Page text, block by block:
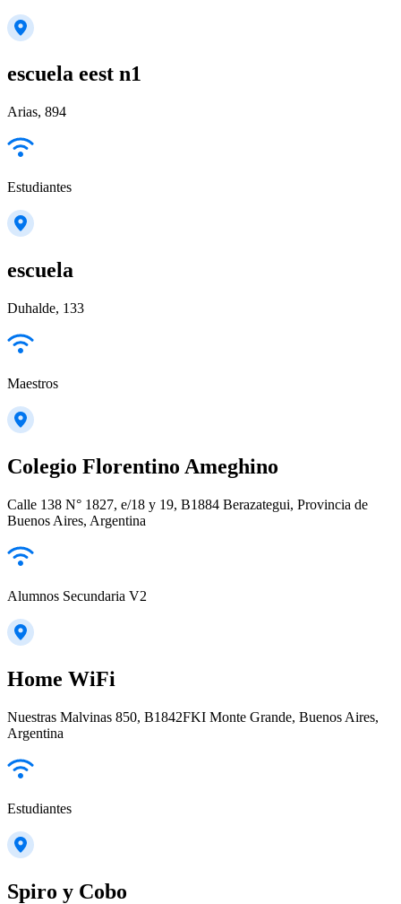
escuela eest n1
Arias, 894
Estudiantes
escuela
Duhalde, 133
Maestros
Colegio Florentino Ameghino
Calle 138 N° 1827, e/18 y 19, B1884 Berazategui, Provincia de
Buenos Aires, Argentina
Alumnos Secundaria V2
Home WiFi
Nuestras Malvinas 850, B1842FKI Monte Grande, Buenos Aires,
Argentina
Estudiantes
Spiro y Cobo